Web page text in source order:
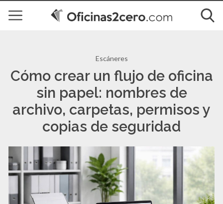
Escáneres
Cómo crear un flujo de oficina
sin papel: nombres de
archivo, carpetas, permisos y
copias de seguridad